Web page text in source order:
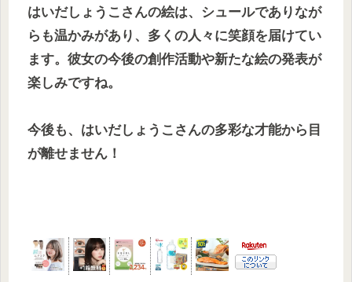
はいだしょうこさんの絵は、シュールでありなが
らも温かみがあり、多くの人々に笑顔を届けてい
ます。彼女の今後の創作活動や新たな絵の発表が
楽しみですね。
今後も、はいだしょうこさんの多彩な才能から目
が離せません！